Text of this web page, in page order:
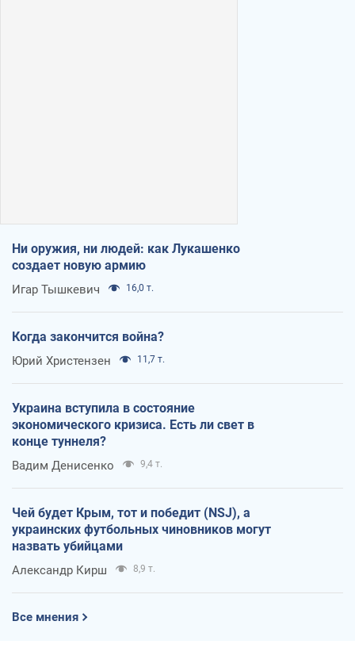
Ни оружия, ни людей: как Лукашенко
создает новую армию
Игар Тышкевич 16,0 т.
Когда закончится война?
Юрий Христензен 11,7 т.
Украина вступила в состояние
экономического кризиса. Есть ли свет в
конце туннеля?
Вадим Денисенко 9,4 т.
Чей будет Крым, тот и победит (NSJ), а
украинских футбольных чиновников могут
назвать убийцами
Александр Кирш 8,9 т.
Все мнения